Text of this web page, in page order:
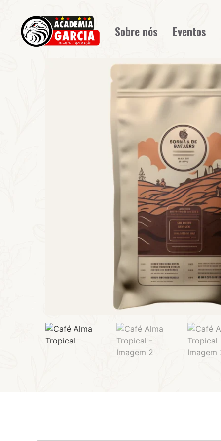
Sobre nós Eventos